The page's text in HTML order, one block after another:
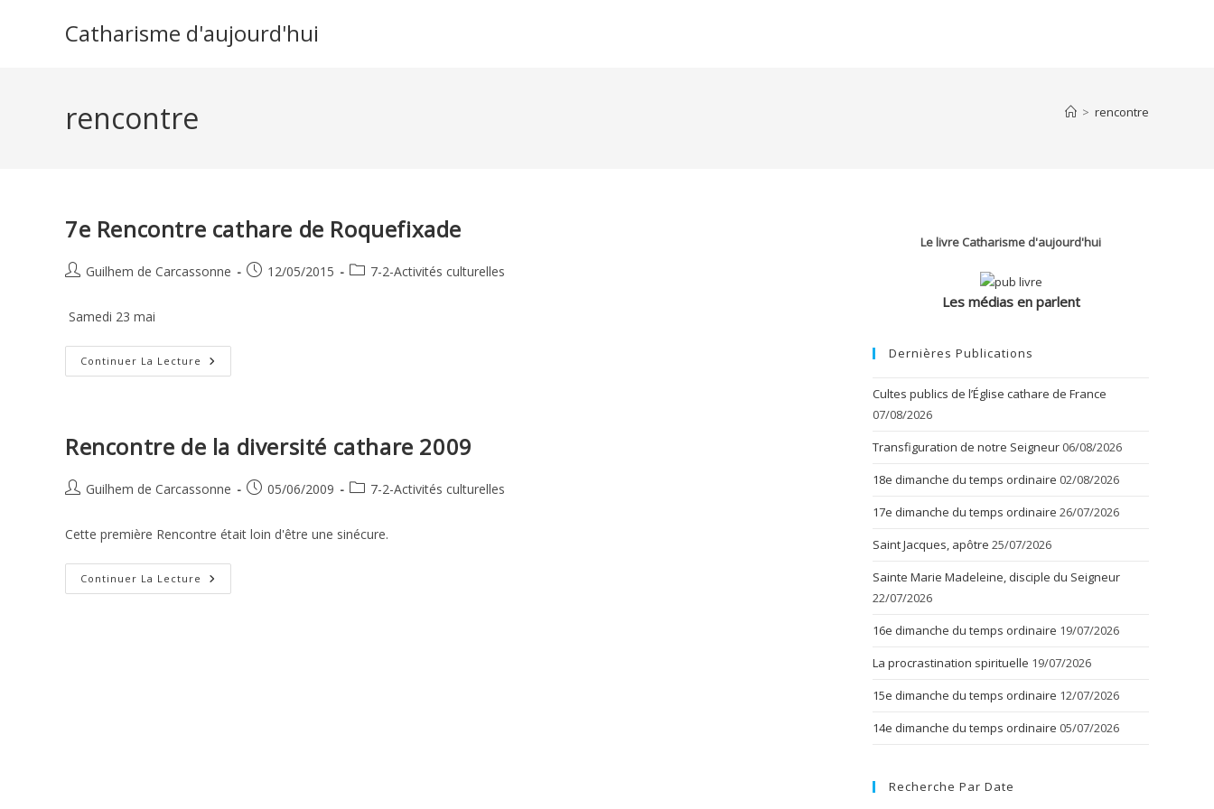
Catharisme d'aujourd'hui
rencontre > rencontre
7e Rencontre cathare de Roquefixade
Auteur/autrice
la
publication :
Guilhem de Carcassonne
Publication
12/05/2015
Post7-2-Activités culturelles
Samedi 23 mai
Continuer La Lecture 7e
Rencontre
Rencontre de la diversité cathare 2009
Auteur/autrice
la
publication :
Guilhem de Carcassonne
Publication
05/06/2009
Post7-2-Activités culturelles
Cette première Rencontre était loin d'être une sinécure.
Continuer La Lecture Rencontre
De
Le livre Catharisme d'aujourd'hui
Les médias en parlent
Dernières Publications
Cultes publics de l’Église cathare de France
07/08/2026
Transfiguration de notre Seigneur 06/08/2026
18e dimanche du temps ordinaire 02/08/2026
17e dimanche du temps ordinaire 26/07/2026
Saint Jacques, apôtre 25/07/2026
Sainte Marie Madeleine, disciple du Seigneur
22/07/2026
16e dimanche du temps ordinaire 19/07/2026
La procrastination spirituelle 19/07/2026
15e dimanche du temps ordinaire 12/07/2026
14e dimanche du temps ordinaire 05/07/2026
Recherche Par Date